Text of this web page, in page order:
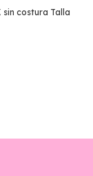
sin costura Talla